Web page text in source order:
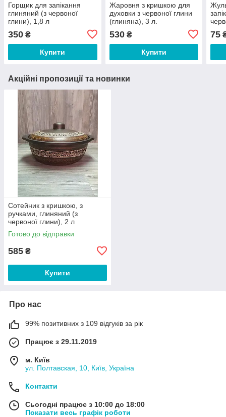
Горщик для запікання
глиняний (з червоної
глини), 1,8 л
350 ₴
Купити
Жаровня з кришкою для
духовки з червоної глини
(глиняна), 3 л.
530₴
Купити
75
Акційні пропозиції та новинки
Сотейник з кришкою, з
ручками, глиняний (з
червоної глини), 2 л
Готово до відправки
585 ₴
Купити
Про нас
99% позитивних з 109 відгуків за рік
Працює з 29.11.2019
м. Київ
ул. Полтавская, 10, Київ, Україна
Контакти
Сьогодні працює з 10:00 до 18:00
Показати весь графік роботи